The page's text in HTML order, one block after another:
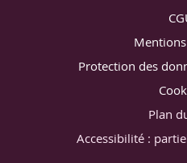
Protection des
Plan
Accessibilité :